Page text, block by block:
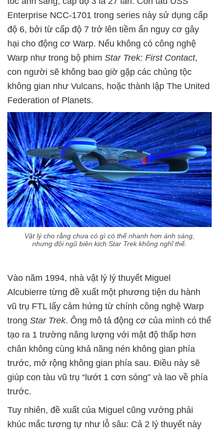
Enterprise NCC-1701 trong series này sử dụng cấp
độ 6, bởi từ cấp độ 7 trở lên tiềm ẩn nguy cơ gây
hại cho động cơ Warp. Nếu không có công nghệ
Warp như trong bộ phim Star Trek: First Contact,
con người sẽ không bao giờ gặp các chủng tộc
không gian như Vulcans, hoặc thành lập The United
Federation of Planets.
Vật lý cho rằng chưa có gì có thể nhanh hơn ánh sáng,
nhưng đội ngũ biên kịch Star Trek không nghĩ thế.
Vào năm 1994, nhà vật lý lý thuyết Miguel
Alcubierre từng đề xuất một phương tiện du hành
vũ trụ FTL lấy cảm hứng từ chính công nghệ Warp
trong Star Trek. Ông mô tả động cơ của mình có thể
tạo ra 1 trường năng lượng với mật độ thấp hơn
chân không cùng khả năng nén không gian phía
trước, mở rộng không gian phía sau. Điều này sẽ
giúp con tàu vũ trụ “lướt 1 cơn sóng” và lao về phía
trước.
Tuy nhiên, đề xuất của Miguel cũng vướng phải
khúc mắc tương tự như lỗ sâu: Cả 2 lý thuyết này